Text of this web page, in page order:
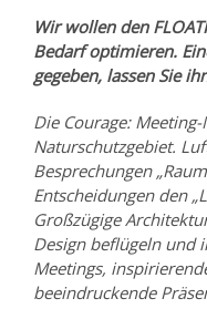
Wir wollen den
Bedarf optimieren.
gegeben, lassen Sie
Die Courage:
Naturschutzgebiet.
Besprechungen
Entscheidungen den
Großzügige
Design beflügeln und
Meetings,
beeindruckende